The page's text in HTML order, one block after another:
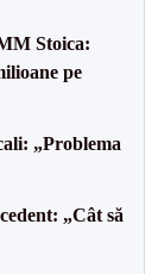
Stoica:
pe
„Problema
„Cât să